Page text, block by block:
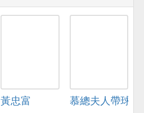
黃忠富 慕總夫人帶球跑